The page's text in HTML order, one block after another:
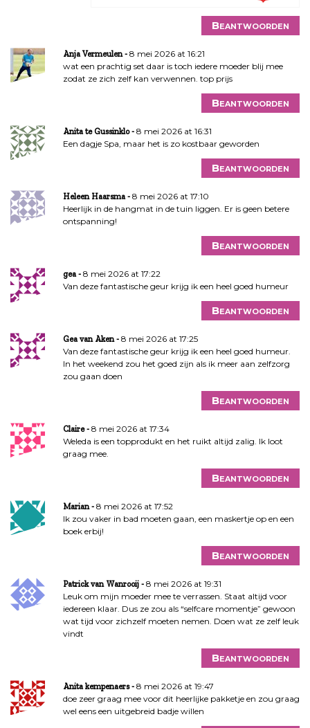
Beantwoorden
Anja Vermeulen
8 mei 2026 at 16:21
wat een prachtig set daar is toch iedere moeder blij mee
zodat ze zich zelf kan verwennen. top prijs
Beantwoorden
Anita te Gussinklo
8 mei 2026 at 16:31
Een dagje Spa, maar het is zo kostbaar geworden
Beantwoorden
Heleen Haarsma
8 mei 2026 at 17:10
Heerlijk in de hangmat in de tuin liggen. Er is geen betere
ontspanning!
Beantwoorden
gea
8 mei 2026 at 17:22
Van deze fantastische geur krijg ik een heel goed humeur
Beantwoorden
Gea van Aken
8 mei 2026 at 17:25
Van deze fantastische geur krijg ik een heel goed humeur.
In het weekend zou het goed zijn als ik meer aan zelfzorg
zou gaan doen
Beantwoorden
Claire
8 mei 2026 at 17:34
Weleda is een topprodukt en het ruikt altijd zalig. Ik loot
graag mee.
Beantwoorden
Marian
8 mei 2026 at 17:52
Ik zou vaker in bad moeten gaan, een maskertje op en een
boek erbij!
Beantwoorden
Patrick van Wanrooij
8 mei 2026 at 19:31
Leuk om mijn moeder mee te verrassen. Staat altijd voor
iedereen klaar. Dus ze zou als “selfcare momentje” gewoon
wat tijd voor zichzelf moeten nemen. Doen wat ze zelf leuk
vindt
Beantwoorden
Anita kempenaers
8 mei 2026 at 19:47
doe zeer graag mee voor dit heerlijke pakketje en zou graag
wel eens een uitgebreid badje willen